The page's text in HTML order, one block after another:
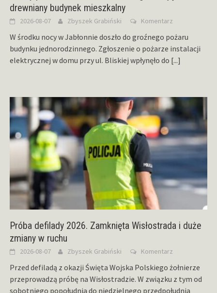
drewniany budynek mieszkalny
2026-08-07 Zbyszek Grabiński Komentarz
W środku nocy w Jabłonnie doszło do groźnego pożaru
budynku jednorodzinnego. Zgłoszenie o pożarze instalacji
elektrycznej w domu przy ul. Bliskiej wpłynęło do [...]
Próba defilady 2026. Zamknięta Wisłostrada i duże
zmiany w ruchu
2026-08-07 Zbyszek Grabiński Komentarz
Przed defiladą z okazji Święta Wojska Polskiego żołnierze
przeprowadzą próbę na Wisłostradzie. W związku z tym od
sobotniego popołudnia do niedzielnego przedpołudnia